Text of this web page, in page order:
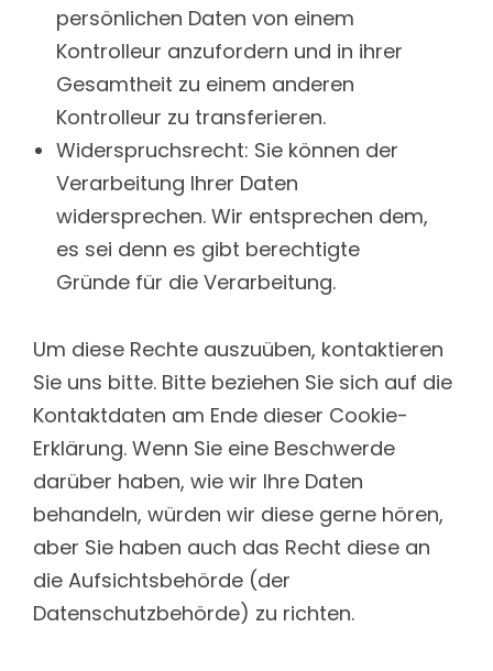
persönlichen Daten von einem
Kontrolleur anzufordern und in ihrer
Gesamtheit zu einem anderen
Kontrolleur zu transferieren.
Widerspruchsrecht: Sie können der
Verarbeitung Ihrer Daten
widersprechen. Wir entsprechen dem,
es sei denn es gibt berechtigte
Gründe für die Verarbeitung.
Um diese Rechte auszuüben, kontaktieren
Sie uns bitte. Bitte beziehen Sie sich auf die
Kontaktdaten am Ende dieser Cookie-
Erklärung. Wenn Sie eine Beschwerde
darüber haben, wie wir Ihre Daten
behandeln, würden wir diese gerne hören,
aber Sie haben auch das Recht diese an
die Aufsichtsbehörde (der
Datenschutzbehörde) zu richten.